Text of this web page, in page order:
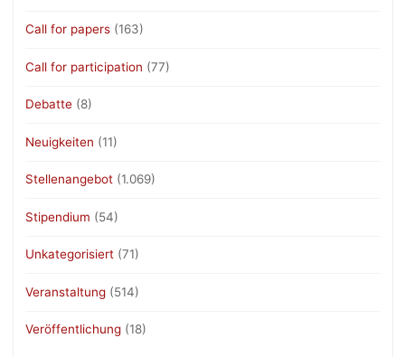
Call for papers (163)
Call for participation (77)
Debatte (8)
Neuigkeiten (11)
Stellenangebot (1.069)
Stipendium (54)
Unkategorisiert (71)
Veranstaltung (514)
Veröffentlichung (18)